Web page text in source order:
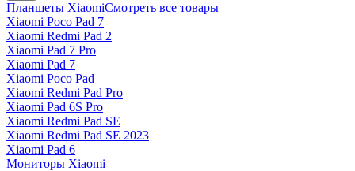
Планшеты XiaomiСмотреть все товары
Xiaomi Poco Pad 7
Xiaomi Redmi Pad 2
Xiaomi Pad 7 Pro
Xiaomi Pad 7
Xiaomi Poco Pad
Xiaomi Redmi Pad Pro
Xiaomi Pad 6S Pro
Xiaomi Redmi Pad SE
Xiaomi Redmi Pad SE 2023
Xiaomi Pad 6
Мониторы Xiaomi